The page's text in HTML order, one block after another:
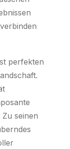
perfekten
seinen